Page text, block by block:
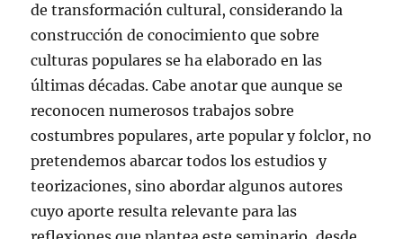
de transformación cultural, considerando la
construcción de conocimiento que sobre
culturas populares se ha elaborado en las
últimas décadas. Cabe anotar que aunque se
reconocen numerosos trabajos sobre
costumbres populares, arte popular y folclor, no
pretendemos abarcar todos los estudios y
teorizaciones, sino abordar algunos autores
cuyo aporte resulta relevante para las